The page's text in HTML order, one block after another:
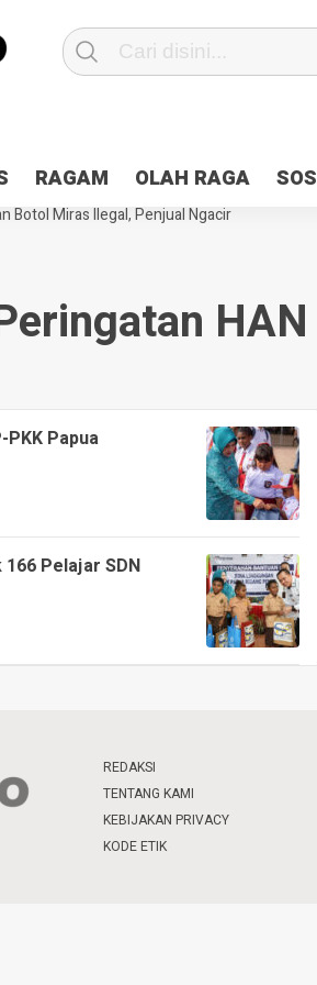
RAGAM OLAH RAGA
Kota Jayapura
Pesan Sejuk Polri di
Hibah Pilkada Jayapura Cair 10 Persen,
Botol Miras Ilegal, Penjual Ngacir
HAN
Papua
Pelajar SDN
REDAKSI
TENTANG KAMI
KEBIJAKAN PRIVACY
KODE ETIK